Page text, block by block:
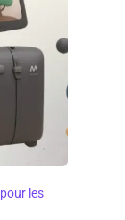
les